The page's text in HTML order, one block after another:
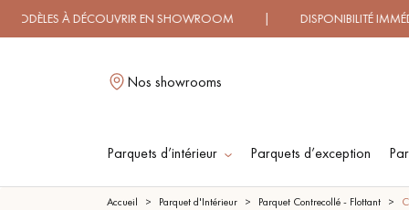
EN SHOWROOM | DISPONIBILITÉ IMMÉDIATE |
Nos showrooms
Parquets d’intérieur Parquets d’exception
Accueil Parquet d'Intérieur Parquet Contrecollé - Flottant